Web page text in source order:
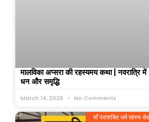
मालविका अप्सरा की रहस्यमय कथा | नवरात्रि
धन और समृद्धि
March 14, 2026 No Comments
माँ पराशक्ति धर्म